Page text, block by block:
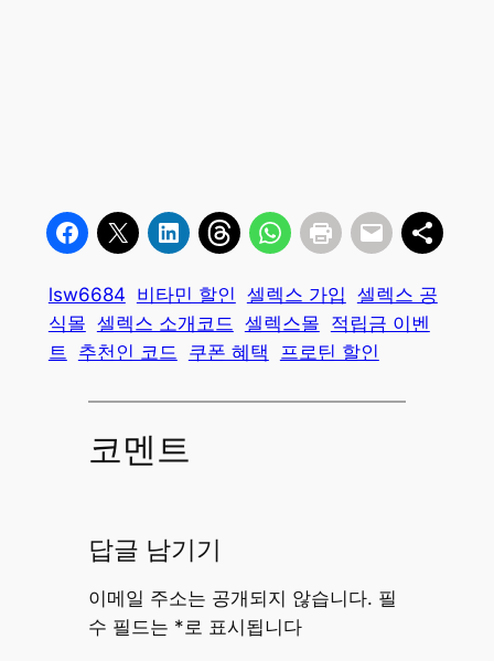
lsw6684 비타민 할인 셀렉스 가입 셀렉스 공
식몰 셀렉스 소개코드 셀렉스몰 적립금 이벤
트
추천인 코드 쿠폰 혜택 프로틴 할인
코멘트
답글 남기기
이메일 주소는 공개되지 않습니다. 필
수 필드는 *로 표시됩니다